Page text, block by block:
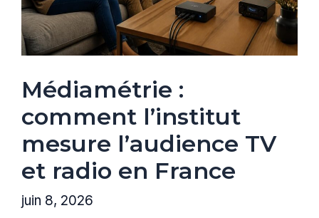
Médiamétrie :
comment l’institut
mesure l’audience TV
et radio en France
juin 8, 2026